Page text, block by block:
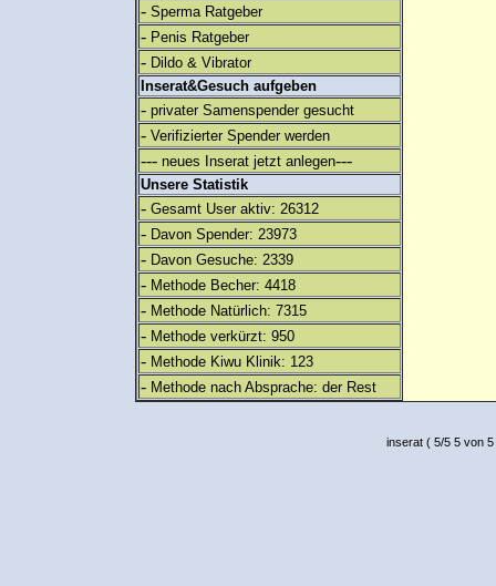
- Sperma Ratgeber
- Penis Ratgeber
- Dildo & Vibrator
Inserat&Gesuch aufgeben
- privater Samenspender gesucht
- Verifizierter Spender werden
--- neues Inserat jetzt anlegen---
Unsere Statistik
- Gesamt User aktiv: 26312
- Davon Spender: 23973
- Davon Gesuche: 2339
- Methode Becher: 4418
- Methode Natürlich: 7315
- Methode verkürzt: 950
- Methode Kiwu Klinik: 123
- Methode nach Absprache: der Rest
inserat( 5/5 5 von 5